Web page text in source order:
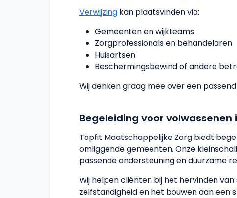
Verwijzing kan plaatsvinden via:
Gemeenten en wijkteams
Zorgprofessionals en behandelaren
Huisartsen
Beschermingsbewind of andere
Wij denken graag mee over een
Begeleiding voor volwassenen
Topfit Maatschappelijke Zorg biedt
omliggende gemeenten. Onze
passende ondersteuning en duurzame
Wij helpen cliënten bij het hervinden
zelfstandigheid en het bouwen aan een